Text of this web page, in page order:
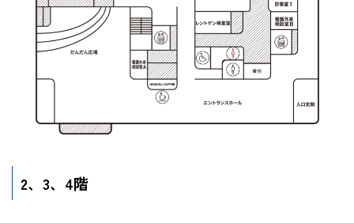
2、3、4階